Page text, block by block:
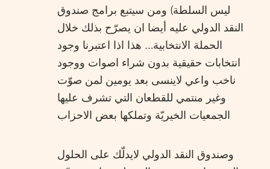
ليس السلطة) ومن سيتبع برامج صندوق
النقد الدولي عليه أيضا ان يصرّح بذلك خلال
الحملة الانتخابية… هذا اذا اعتبرنا وجود
انتخابات حقيقية بدون شراء اصوات ووجود
ناخب واعي لاينسى بعد يومين لمن صوّت
وغير منتمي للقطعان التي تشرف عليها
الجمعيات الخيريّة وتملكها بعض الاحزاب
وصندوق النقد الدولي لايدلّك على الحلول